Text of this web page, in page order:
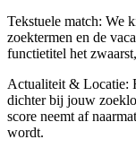
Tekstuele match: We
zoektermen en de
functietitel het
Actualiteit & Locatie:
dichter bij jouw
score neemt af
wordt.